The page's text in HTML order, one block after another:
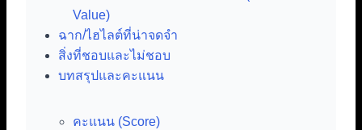
Value)
ฉาก/ไฮไลต์ที่น่าจดจำ
สิ่งที่ชอบและไม่ชอบ
บทสรุปและคะแนน
คะแนน (Score)